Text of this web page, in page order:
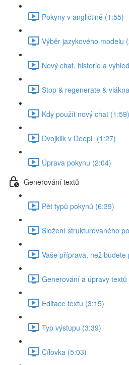
Pokyny v angličtině (1:55)
Výběr jazykového modelu
Nový chat, historie a
Stop & regenerate &
Kdy použít nový chat (1:59)
Dvojklik v DeepL (1:27)
Úprava pokynu (2:04)
Generování textů
Pět typů pokynů (6:39)
Složení strukturovaného
Vaše příprava, než budete
Generování a úpravy textů
Editace textu (3:15)
Typ výstupu (3:39)
Cílovka (5:03)